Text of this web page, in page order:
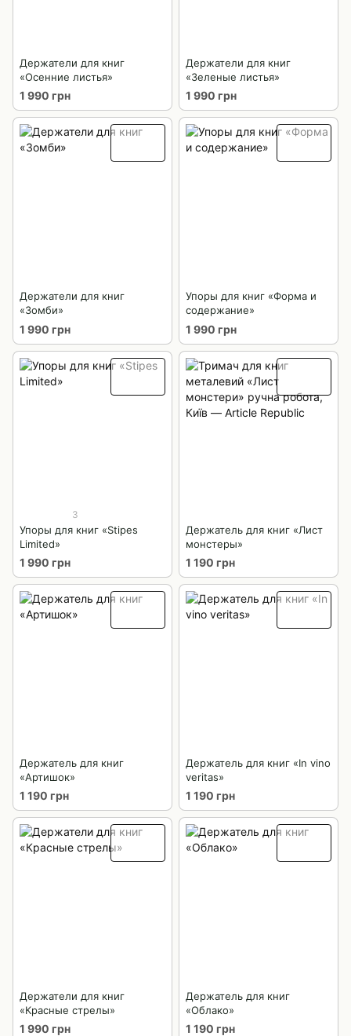
Держатели для книг
«Осенние листья»
1 990 грн
Держатели для книг
«Зеленые листья»
1 990 грн
Держатели для книг
«Зомби»
1 990 грн
Упоры для книг «Форма и
содержание»
1 990 грн
3
Упоры для книг «Stipes
Limited»
1 990 грн
Держатель для книг «Лист
монстеры»
1 190 грн
Держатель для книг
«Артишок»
1 190 грн
Держатель для книг «In vino
veritas»
1 190 грн
Держатели для книг
«Красные стрелы»
1 990 грн
Держатель для книг
«Облако»
1 190 грн